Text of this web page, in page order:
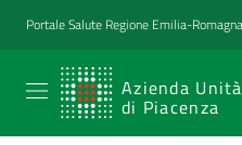
Vai al contenuto
Vai alla navigazione
Vai al footer
Portale Salute Regione Emilia-Romagna
Azienda
di Piacenza
SERVIZIO
SANITARIO